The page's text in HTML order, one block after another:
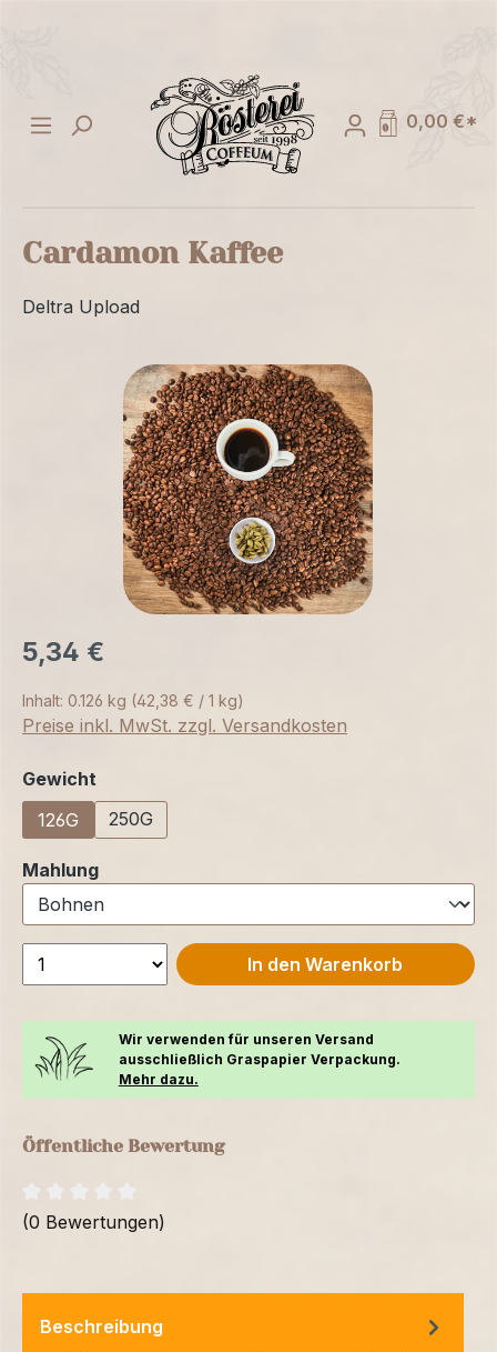
0,00 €*
Cardamon Kaffee
Deltra Upload
5,34 €
Inhalt: 0.126 kg (42,38 € / 1 kg)
Preise inkl. MwSt. zzgl. Versandkosten
Gewicht
126G
250G
Mahlungauswählen
In den Warenkorb
Wir verwenden für unseren Versand
ausschließlich Graspapier Verpackung.
Mehr dazu.
Öffentliche Bewertung
(0 Bewertungen)
Beschreibung